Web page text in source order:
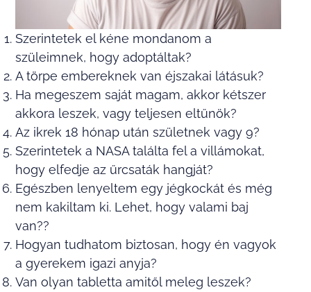
Szerintetek el kéne mondanom a
szüleimnek, hogy adoptáltak?
A törpe embereknek van éjszakai látásuk?
Ha megeszem saját magam, akkor kétszer
akkora leszek, vagy teljesen eltűnök?
Az ikrek 18 hónap után születnek vagy 9?
Szerintetek a NASA találta fel a villámokat,
hogy elfedje az űrcsaták hangját?
Egészben lenyeltem egy jégkockát és még
nem kakiltam ki. Lehet, hogy valami baj
van??
Hogyan tudhatom biztosan, hogy én vagyok
a gyerekem igazi anyja?
Van olyan tabletta amitől meleg leszek?